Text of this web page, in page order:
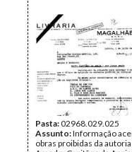
Pasta:02968.029.025
Assunto:Informação
obras proibidas da